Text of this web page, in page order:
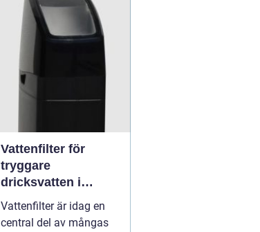
Vattenfilter för
tryggare
dricksvatten i
vardagen
Vattenfilter är idag en
central del av mångas